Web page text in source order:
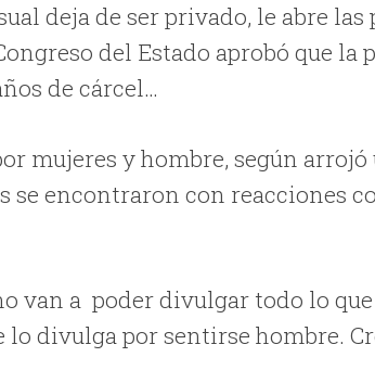
deja de ser privado, le abre las
del Estado aprobó que
de cárcel…
mujeres y hombre, según
se encontraron con reacciones
van a poder divulgar todo lo
divulga por sentirse hombre.